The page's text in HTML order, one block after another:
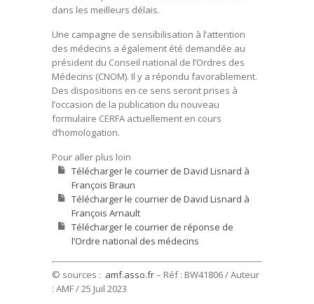
dans les meilleurs délais.
Une campagne de sensibilisation à l’attention
des médecins a également été demandée au
président du Conseil national de l’Ordres des
Médecins (CNOM). Il y a répondu favorablement.
Des dispositions en ce sens seront prises à
l’occasion de la publication du nouveau
formulaire CERFA actuellement en cours
d’homologation.
Pour aller plus loin
Télécharger le courrier de David Lisnard à
François Braun
Télécharger le courrier de David Lisnard à
François Arnault
Télécharger le courrier de réponse de
l’Ordre national des médecins
© sources : amf.asso.fr– Réf : BW41806 / Auteur
: AMF/ 25 Juil 2023